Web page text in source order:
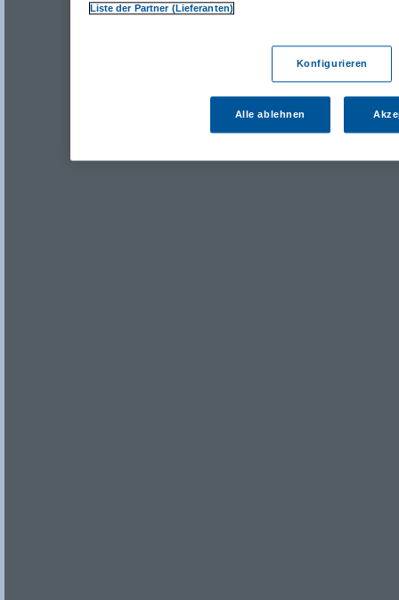
Liste der Partner (Lieferanten)
Konfigurieren
Alle ablehnen